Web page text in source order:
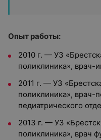
Опыт работы:
2010 г. — УЗ
поликлиника», врач-
2011 г. — УЗ
поликлиника», врач-
педиатрического
2013 г. — УЗ
поликлиника», врач